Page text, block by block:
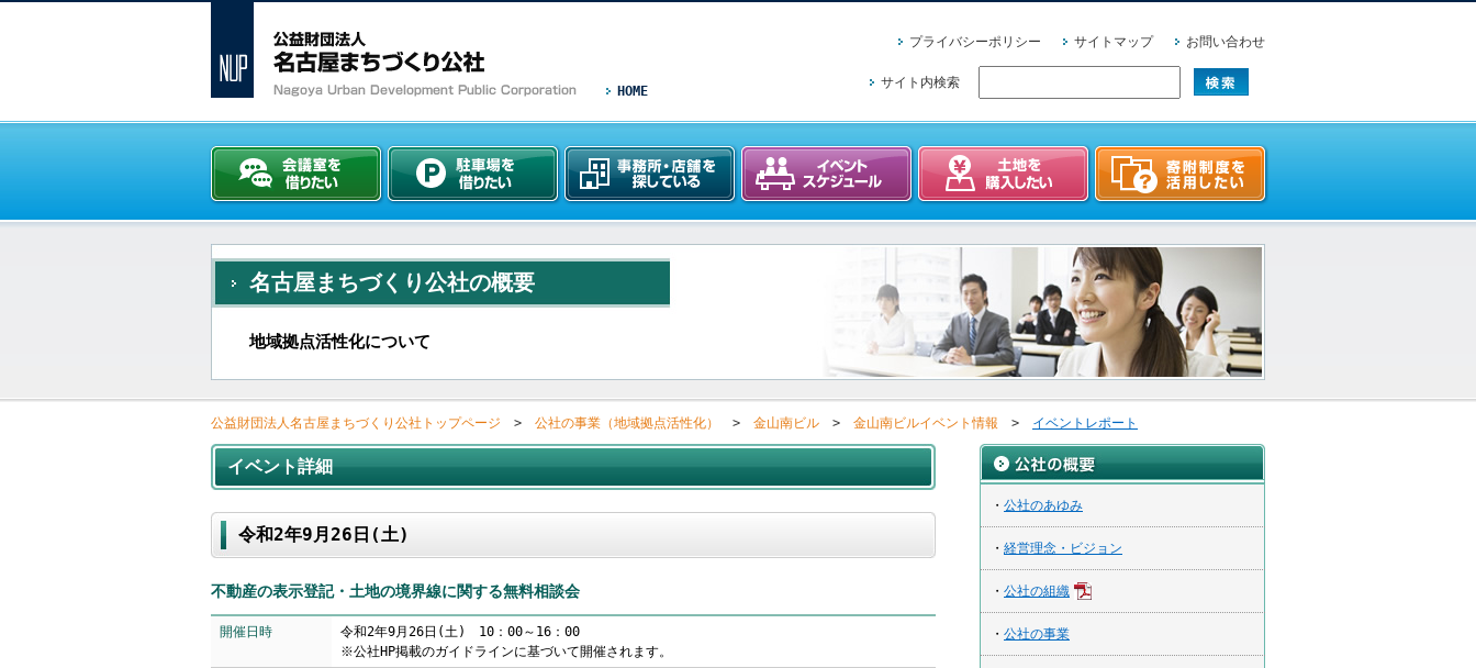
HOME
プライバシーポリシー サイトマップ お問い合わせ
サイト内検索
名古屋まちづくり公社の概要
地域拠点活性化について
公益財団法人名古屋まちづくり公社トップページ > 公社の事業（地域拠点活性化） > 金山南ビル > 金山南ビルイベント情報 > イベントレポート
・ 公社のあゆみ
・ 経営理念・ビジョン
・ 公社の組織
・ 公社の事業
イベント詳細
令和2年9月26日(土)
不動産の表示登記・土地の境界線に関する無料相談会
開催日時
令和2年9月26日(土) 10：00～16：00
※公社HP掲載のガイドラインに基づいて開催されます。